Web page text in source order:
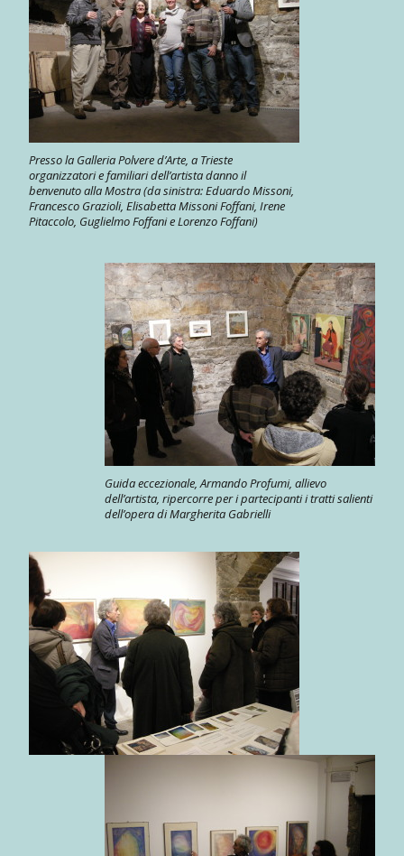
Presso la Galleria Polvere d’Arte, a Trieste
organizzatori e familiari dell’artista danno il
benvenuto alla Mostra (da sinistra: Eduardo Missoni,
Francesco Grazioli, Elisabetta Missoni Foffani, Irene
Pitaccolo, Guglielmo Foffani e Lorenzo Foffani)
Guida eccezionale, Armando Profumi, allievo
dell’artista, ripercorre per i partecipanti i tratti salienti
dell’opera di Margherita Gabrielli